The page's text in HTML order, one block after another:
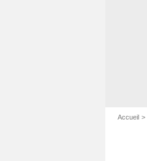
Accueil